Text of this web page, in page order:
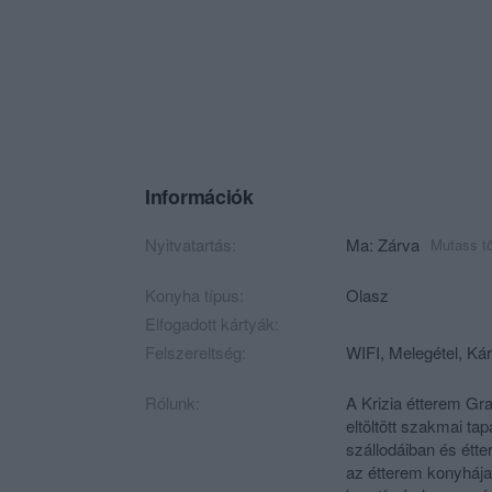
Információk
Nyitvatartás: Ma: Zárva Mutass
Konyha típus:
Olasz
Elfogadott kártyák:
Felszereltség:
WIFI, Melegétel,
Rólunk:
A Krizia étterem
eltöltött szakmai
szállodáiban és
az étterem